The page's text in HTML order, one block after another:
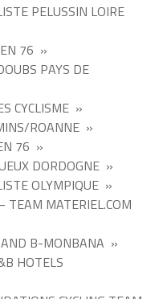
PELUSSIN LOIRE
76 »
PAYS DE
CYCLISME »
ROANNE »
76 »
DORDOGNE »
OLYMPIQUE »
TEAM MATERIEL.COM
B-MONBANA »
HOTELS